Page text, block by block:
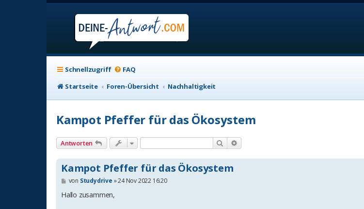
Schnellzugriff FAQ
Startseite
Foren-Übersicht Nachhaltigkeit
Kampot Pfeffer für das Ökosystem
Antworten Suche
Kampot Pfeffer für das Ökosystem
B
i
von Studydrive »24 Nov 2022 16:20
Hallo zusammen,